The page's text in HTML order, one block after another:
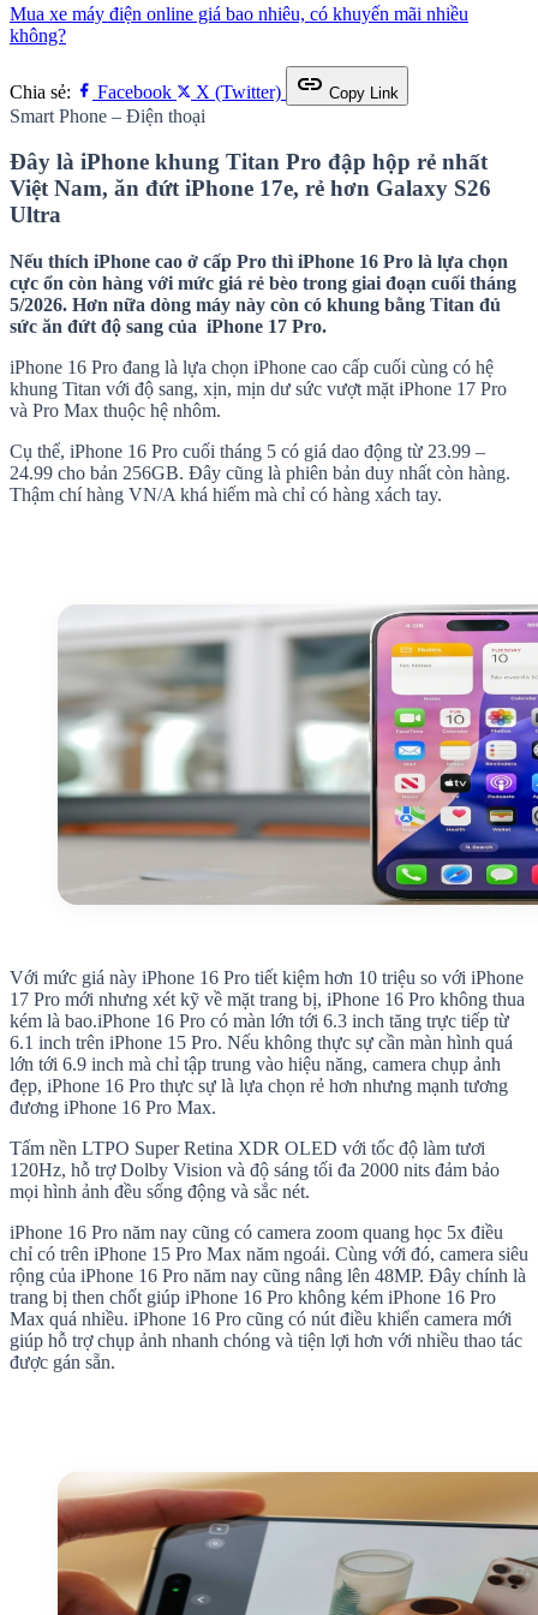
Mua xe máy điện online giá bao nhiêu, có khuyến mãi nhiều
không?
Chia sẻ: Facebook X (Twitter) link Copy Link
Smart Phone – Điện thoại
Đây là iPhone khung Titan Pro đập hộp rẻ nhất
Việt Nam, ăn đứt iPhone 17e, rẻ hơn Galaxy S26
Ultra
Nếu thích iPhone cao ở cấp Pro thì iPhone 16 Pro là lựa chọn
cực ổn còn hàng với mức giá rẻ bèo trong giai đoạn cuối tháng
5/2026. Hơn nữa dòng máy này còn có khung bằng Titan đủ
sức ăn đứt độ sang của iPhone 17 Pro.
iPhone 16 Pro đang là lựa chọn iPhone cao cấp cuối cùng có hệ
khung Titan với độ sang, xịn, mịn dư sức vượt mặt iPhone 17 Pro
và Pro Max thuộc hệ nhôm.
Cụ thể, iPhone 16 Pro cuối tháng 5 có giá dao động từ 23.99 –
24.99 cho bản 256GB. Đây cũng là phiên bản duy nhất còn hàng.
Thậm chí hàng VN/A khá hiếm mà chỉ có hàng xách tay.
Với mức giá này iPhone 16 Pro tiết kiệm hơn 10 triệu so với iPhone
17 Pro mới nhưng xét kỹ về mặt trang bị, iPhone 16 Pro không thua
kém là bao.iPhone 16 Pro có màn lớn tới 6.3 inch tăng trực tiếp từ
6.1 inch trên iPhone 15 Pro. Nếu không thực sự cần màn hình quá
lớn tới 6.9 inch mà chỉ tập trung vào hiệu năng, camera chụp ảnh
đẹp, iPhone 16 Pro thực sự là lựa chọn rẻ hơn nhưng mạnh tương
đương iPhone 16 Pro Max.
Tấm nền LTPO Super Retina XDR OLED với tốc độ làm tươi
120Hz, hỗ trợ Dolby Vision và độ sáng tối đa 2000 nits đảm bảo
mọi hình ảnh đều sống động và sắc nét.
iPhone 16 Pro năm nay cũng có camera zoom quang học 5x điều
chỉ có trên iPhone 15 Pro Max năm ngoái. Cùng với đó, camera siêu
rộng của iPhone 16 Pro năm nay cũng nâng lên 48MP. Đây chính là
trang bị then chốt giúp iPhone 16 Pro không kém iPhone 16 Pro
Max quá nhiều. iPhone 16 Pro cũng có nút điều khiển camera mới
giúp hỗ trợ chụp ảnh nhanh chóng và tiện lợi hơn với nhiều thao tác
được gán sẵn.